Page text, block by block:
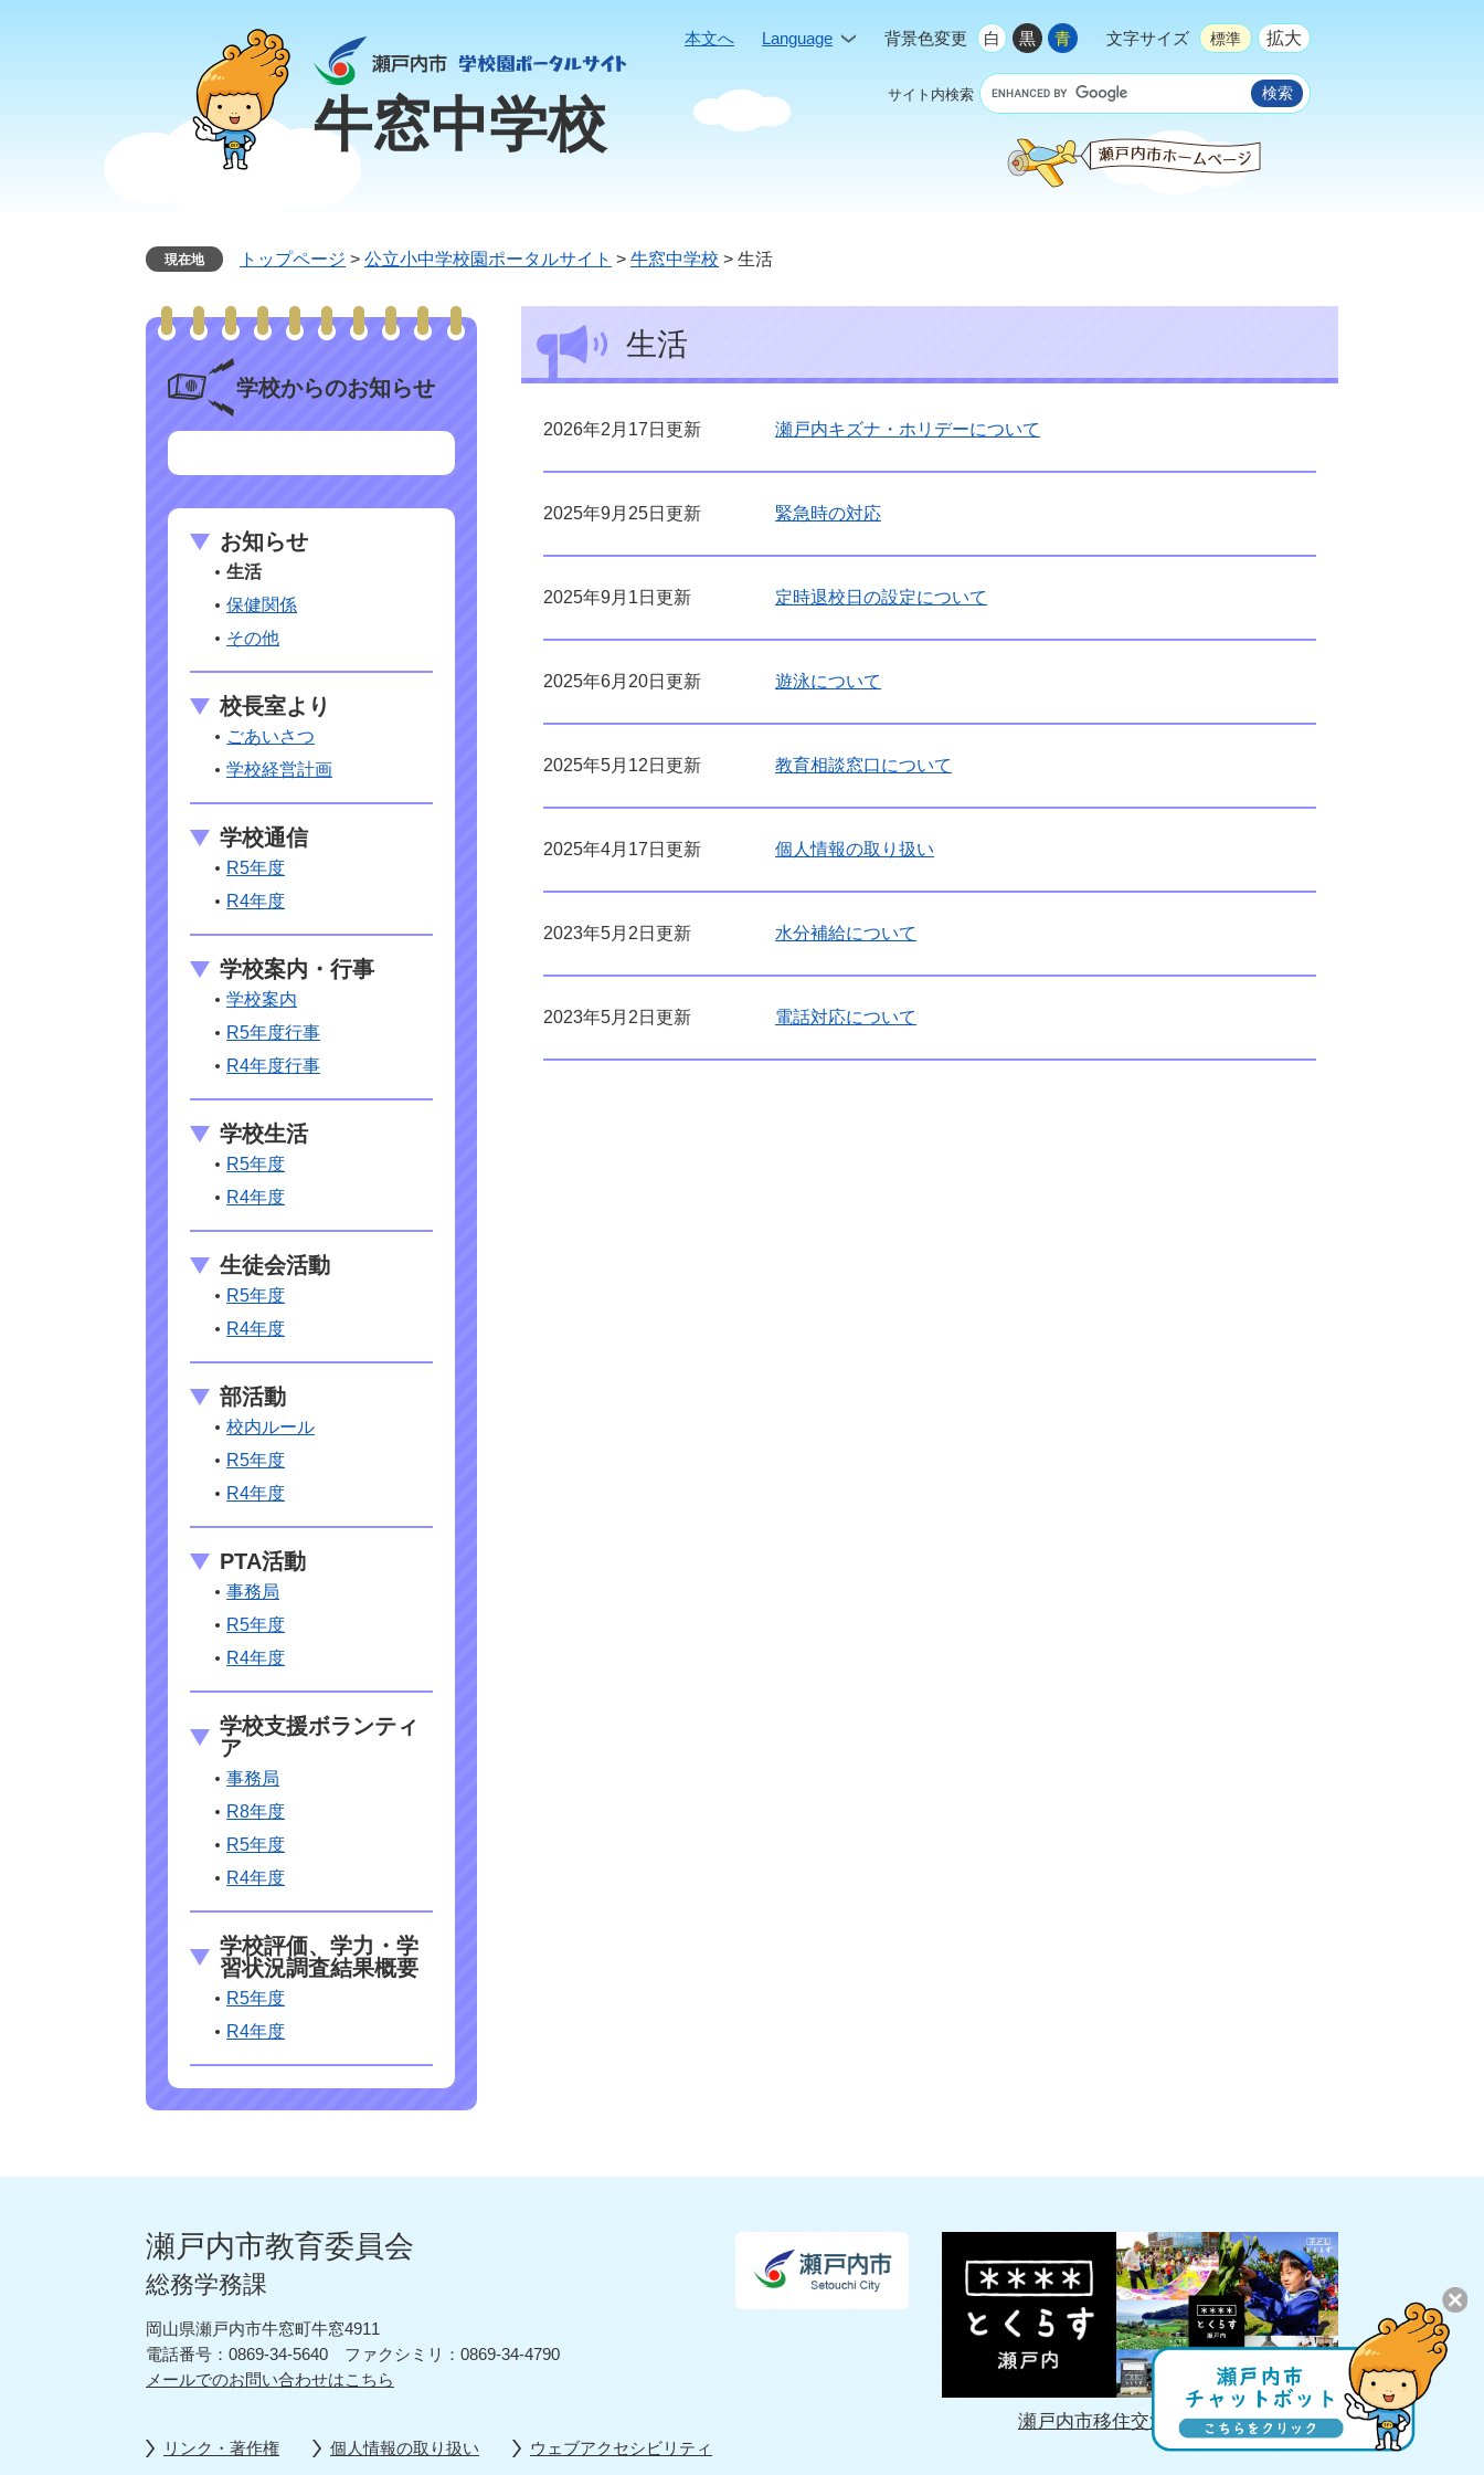
牛窓中学校
本文へ Language 背景色変更 白 黒 青 文字サイズ 標準 拡大
サイト内検索
現在地 トップページ > 公立小中学校園ポータルサイト > 牛窓中学校 > 生活
文
生活
2026年2月17日更新 瀬戸内キズナ・ホリデーについて
2025年9月25日更新 緊急時の対応
2025年9月1日更新 定時退校日の設定について
2025年6月20日更新 遊泳について
2025年5月12日更新 教育相談窓口について
2025年4月17日更新 個人情報の取り扱い
2023年5月2日更新 水分補給について
2023年5月2日更新 電話対応について
学校からのお知らせ
お知らせ
生活
保健関係
その他
校長室より
ごあいさつ
学校経営計画
学校通信
R5年度
R4年度
学校案内・行事
学校案内
R5年度行事
R4年度行事
学校生活
R5年度
R4年度
生徒会活動
R5年度
R4年度
部活動
校内ルール
R5年度
R4年度
PTA活動
事務局
R5年度
R4年度
学校支援ボランティ
ア
事務局
R8年度
R5年度
R4年度
学校評価、学力・学
習状況調査結果概要
R5年度
R4年度
瀬戸内市教育委員会
総務学務課
岡山県瀬戸内市牛窓町牛窓4911
電話番号：0869-34-5640
ファクシミリ：0869-34-4790
メールでのお問い合わせはこちら
瀬戸内市移住交流促進協議会
リンク・著作権 個人情報の取り扱い ウェブアクセシビリティ